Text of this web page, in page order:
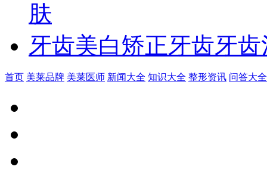
肤
牙齿美白矫正牙齿牙
首页 美莱品牌 美莱医师 新闻大全 知识大全 整形资讯 问答大全